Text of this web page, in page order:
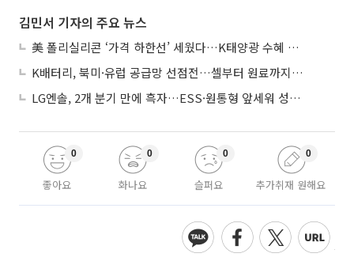
김민서 기자의 주요 뉴스
美 폴리실리콘 ‘가격 하한선’ 세웠다…K태양광 수혜 기대
K배터리, 북미·유럽 공급망 선점전…셀부터 원료까지 현지화
LG엔솔, 2개 분기 만에 흑자…ESS·원통형 앞세워 성장 가속
좋아요
0
화나요
0
슬퍼요
0
추가취재 원해요
0